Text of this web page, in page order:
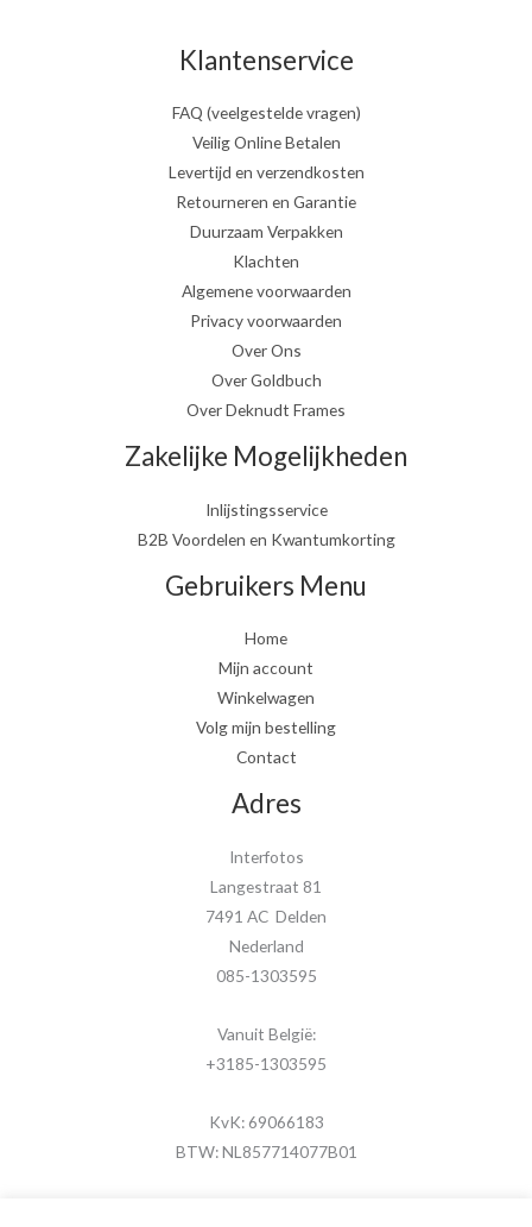
Klantenservice
FAQ (veelgestelde vragen)
Veilig Online Betalen
Levertijd en verzendkosten
Retourneren en Garantie
Duurzaam Verpakken
Klachten
Algemene voorwaarden
Privacy voorwaarden
Over Ons
Over Goldbuch
Over Deknudt Frames
Zakelijke Mogelijkheden
Inlijstingsservice
B2B Voordelen en Kwantumkorting
Gebruikers Menu
Home
Mijn account
Winkelwagen
Volg mijn bestelling
Contact
Adres
Interfotos
Langestraat 81
7491 AC Delden
Nederland
085-1303595
Vanuit België:
+3185-1303595
KvK: 69066183
BTW: NL857714077B01